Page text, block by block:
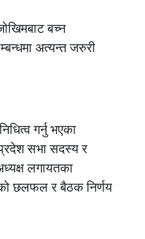
बच्न
अत्यन्त जरुरी
गर्नु भएका
सभा सदस्य र
लगायतका
छलफल र बैठक निर्णय